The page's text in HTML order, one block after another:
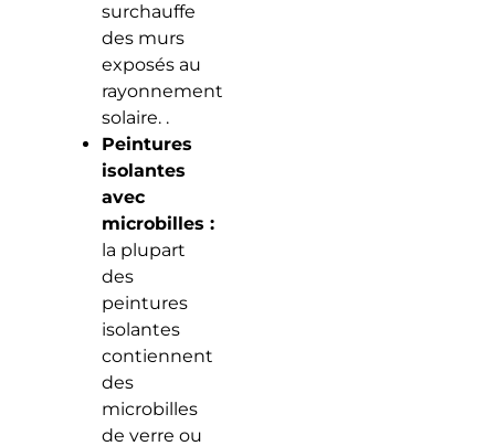
surchauffe
des murs
exposés au
rayonnement
solaire. .
Peintures
isolantes
avec
microbilles :
la plupart
des
peintures
isolantes
contiennent
des
microbilles
de verre ou